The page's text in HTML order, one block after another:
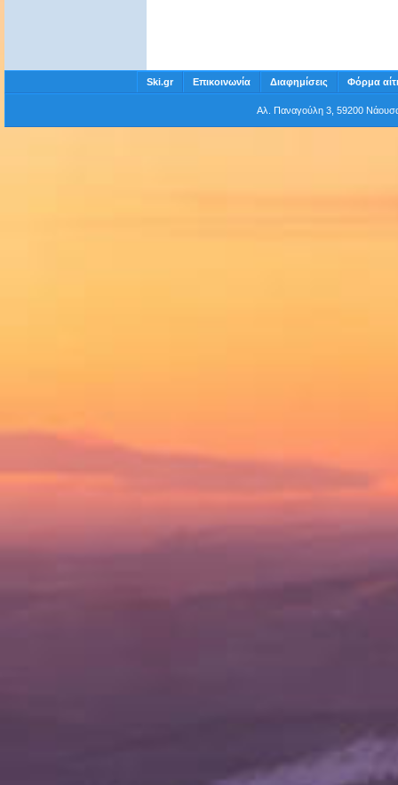
Ski.gr Επικοινωνία Διαφημίσεις Φόρμα
Αλ. Παναγούλη 3, 59200